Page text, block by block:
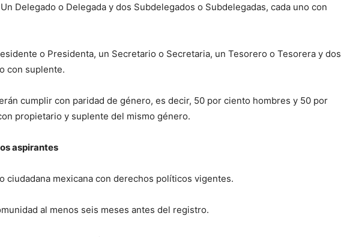
Un Delegado o Delegada y dos Subdelegados o Subdelegadas, cada uno con
o Presidenta, un Secretario o Secretaria, un Tesorero o Tesorera y dos
con suplente.
cumplir con paridad de género, es decir, 50 por ciento hombres y 50 por
propietario y suplente del mismo género.
aspirantes
ciudadana mexicana con derechos políticos vigentes.
al menos seis meses antes del registro.